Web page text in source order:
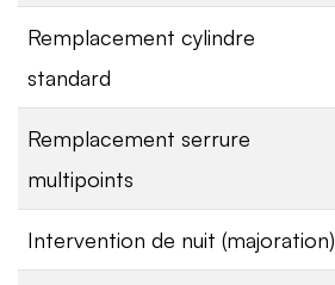
Remplacement cylindre
standard
Remplacement serrure
multipoints
Intervention de nuit (majoration)